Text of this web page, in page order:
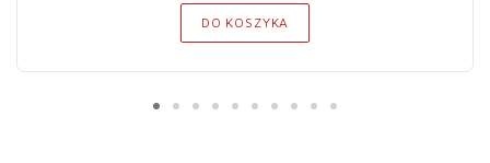
DO KOSZYKA